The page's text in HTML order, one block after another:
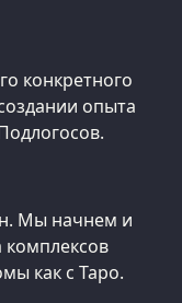
конкретного
опыта
Мы начнем и
как с Таро.